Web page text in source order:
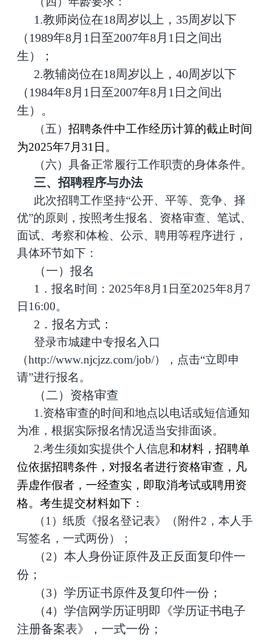
1.教师岗位在18周岁以上，35周岁以下
（1989年8月1日至2007年8月1日之间出
生）；
2.教辅岗位在18周岁以上，40周岁以下
（1984年8月1日至2007年8月1日之间出
生）。
（五）招聘条件中工作经历计算的截止时间
为2025年7月31日。
（六）具备正常履行工作职责的身体条件。
三、招聘程序与办法
此次招聘工作坚持“公开、平等、竞争、择
优”的原则，按照考生报名、资格审查、笔试、
面试、考察和体检、公示、聘用等程序进行，
具体环节如下：
（一）报名
1．报名时间：2025年8月1日至2025年8月7
日16:00。
2．报名方式：
登录市城建中专报名入口
（http://www.njcjzz.com/job/），点击“立即申
请”进行报名。
（二）资格审查
1.资格审查的时间和地点以电话或短信通知
为准，根据实际报名情况适当安排面谈。
2.考生须如实提供个人信息和材料，招聘单
位依据招聘条件，对报名者进行资格审查，凡
弄虚作假者，一经查实，即取消考试或聘用资
格。考生提交材料如下：
（1）纸质《报名登记表》（附件2，本人手
写签名，一式两份）；
（2）本人身份证原件及正反面复印件一
份；
（3）学历证书原件及复印件一份；
（4）学信网学历证明即《学历证书电子
注册备案表》，一式一份；